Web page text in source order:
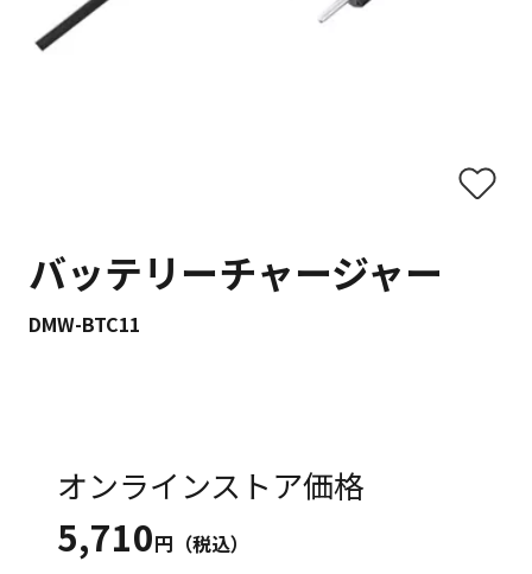
バッテリーチャージャー
DMW-BTC11
オンラインストア価格
5,710円（税込）